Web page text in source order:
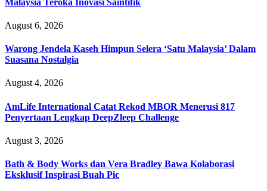
August 6, 2026
Warong Jendela Kaseh Himpun Selera ‘Satu Malaysia’ Dalam
Suasana Nostalgia
August 4, 2026
AmLife International Catat Rekod MBOR Menerusi 817
Penyertaan Lengkap DeepZleep Challenge
August 3, 2026
Bath & Body Works dan Vera Bradley Bawa Kolaborasi
Eksklusif Inspirasi Buah Pic